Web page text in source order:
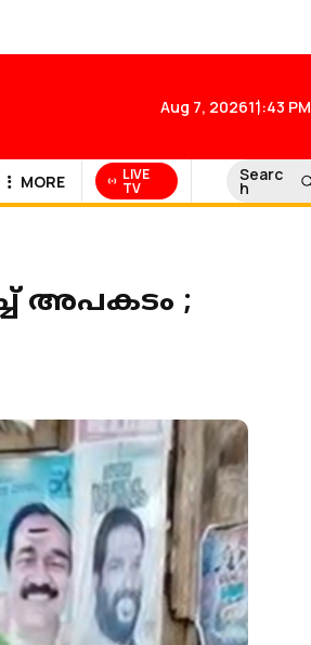
Aug 7, 202611:43 PM
NEWS
MORE LIVE
TV
Searc
h
അപകടം ;